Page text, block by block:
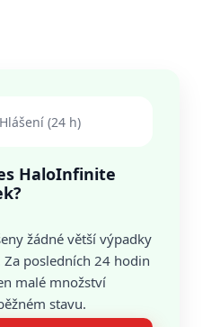
Hlášení (24 h)
HaloInfinite
žádné větší výpadky
Za posledních 24 hodin
malé množství
stavu.